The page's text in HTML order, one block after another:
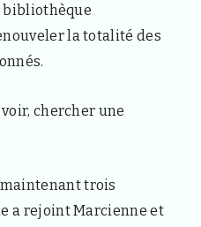
bibliothèque
la totalité des
chercher une
trois
a rejoint Marcienne et